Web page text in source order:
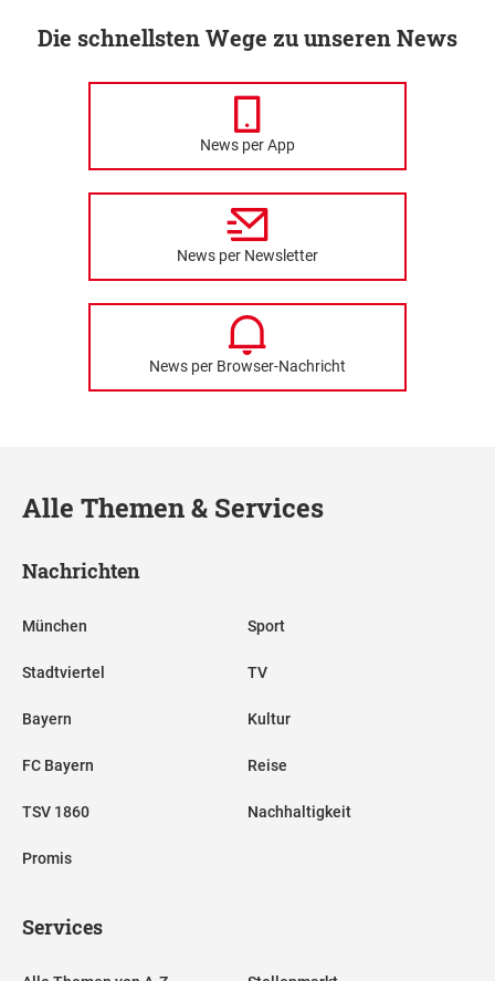
Die schnellsten Wege zu unseren News
News per App
News per Newsletter
News per Browser-Nachricht
Alle Themen & Services
Nachrichten
München
Stadtviertel
Bayern
FC Bayern
TSV 1860
Promis
Sport
TV
Kultur
Reise
Nachhaltigkeit
Services